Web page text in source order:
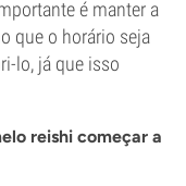
é manter a
que o horário seja
lo, já que isso
reishi começar a